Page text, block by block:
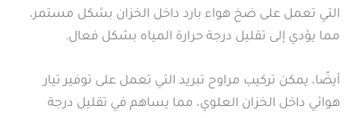
التي تعمل على ضخ هواء بارد داخل الخزان بشكل مستمر،
مما يؤدي إلى تقليل درجة حرارة المياه بشكل فعال.
أيضًا، يمكن تركيب مراوح تبريد التي تعمل على توفير تيار
هوائي داخل الخزان العلوي، مما يساهم في تقليل درجة